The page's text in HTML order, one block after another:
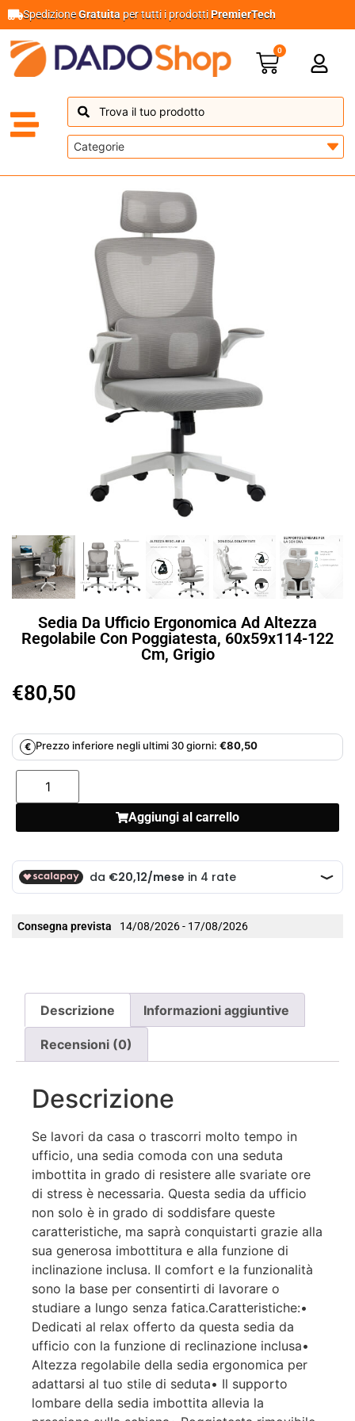
SpedizioneGratuita per tutti i prodottiPremierTech
0
Sedia Da Ufficio Ergonomica Ad Altezza
Regolabile Con Poggiatesta, 60x59x114-122
Cm, Grigio
€80,50
€ Prezzo inferiore negli ultimi 30 giorni: €80,50
Aggiungi al carrello
Consegna prevista 14/08/2026 - 17/08/2026
Descrizione Informazioni aggiuntive
Recensioni (0)
Descrizione
Se lavori da casa o trascorri molto tempo in
ufficio, una sedia comoda con una seduta
imbottita in grado di resistere alle svariate ore
di stress è necessaria. Questa sedia da ufficio
non solo è in grado di soddisfare queste
caratteristiche, ma saprà conquistarti grazie alla
sua generosa imbottitura e alla funzione di
inclinazione inclusa. Il comfort e la funzionalità
sono la base per consentirti di lavorare o
studiare a lungo senza fatica.Caratteristiche:•
Dedicati al relax offerto da questa sedia da
ufficio con la funzione di reclinazione inclusa•
Altezza regolabile della sedia ergonomica per
adattarsi al tuo stile di seduta• Il supporto
lombare della sedia imbottita allevia la